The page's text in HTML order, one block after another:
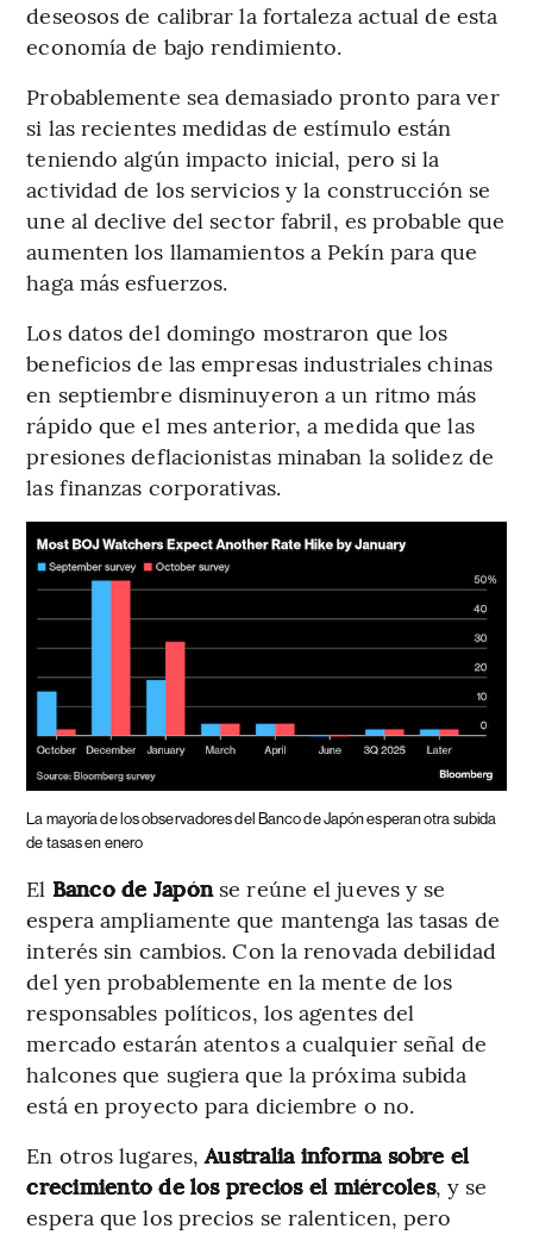
deseosos de calibrar la fortaleza actual de esta
economía de bajo rendimiento.
Probablemente sea demasiado pronto para ver
si las recientes medidas de estímulo están
teniendo algún impacto inicial, pero si la
actividad de los servicios y la construcción se
une al declive del sector fabril, es probable que
aumenten los llamamientos a Pekín para que
haga más esfuerzos.
Los datos del domingo mostraron que los
beneficios de las empresas industriales chinas
en septiembre disminuyeron a un ritmo más
rápido que el mes anterior, a medida que las
presiones deflacionistas minaban la solidez de
las finanzas corporativas.
La mayoría de los observadores del Banco de Japón esperan otra subida
de tasas en enero
El Banco de Japónse reúne el jueves y se
espera ampliamente que mantenga las tasas de
interés sin cambios. Con la renovada debilidad
del yen probablemente en la mente de los
responsables políticos, los agentes del
mercado estarán atentos a cualquier señal de
halcones que sugiera que la próxima subida
está en proyecto para diciembre o no.
En otros lugares,Australia informa sobre el
crecimiento de los precios el miércoles, y se
espera que los precios se ralenticen, pero